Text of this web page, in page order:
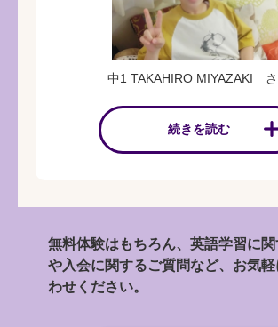
中1 TAKAHIRO MIYAZAKI
続きを読む
無料体験はもちろん、英語学習に
や入会に関するご質問など、お気
わせください。